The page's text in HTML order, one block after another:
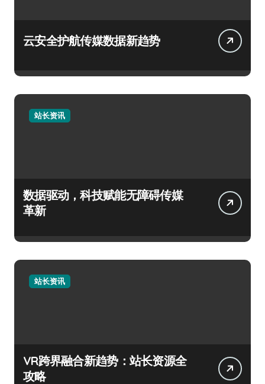
云安全护航传媒数据新趋势
站长资讯
数据驱动，科技赋能无障碍传媒
革新
站长资讯
VR跨界融合新趋势：站长资源全
攻略